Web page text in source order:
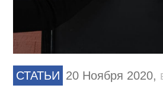
СТАТЬИ 20 Ноября 2020,